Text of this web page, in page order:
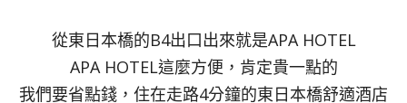
從東日本橋的B4出口出來就是APA HOTEL
APA HOTEL這麼方便，肯定貴一點的
我們要省點錢，住在走路4分鐘的東日本橋舒適酒店